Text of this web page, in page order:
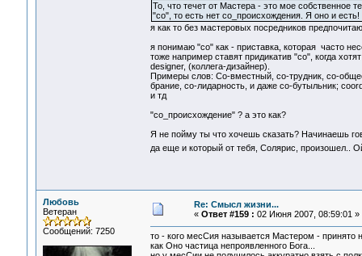
То, что течет от Мастера - это мое собственное
"со", то есть нет со_происхождения. Я оно и есть!
я как то без мастеровых посредников
я понимаю "со" как - приставка, которая часто
тоже например ставят придикатив "cо", когда
designer, (коллега-дизайнер).
Примеры слов: Со-вместный, со-трудник, со-
брание, со-лидарность, и даже со-бутыльник;
и тд
"со_происхождение" ? а это как?
Я не пойму ты что хочешь сказать? Начинаешь
да еще и который от тебя, Солярис, произошел..
Любовь
Ветеран
Сообщений: 7250
Re: Смысл жизни...
« Ответ #159 : 02 Июня 2007, 08:59:01 »
то - кого месСия называется Мастером -
как Оно частица непроявленного Бога...